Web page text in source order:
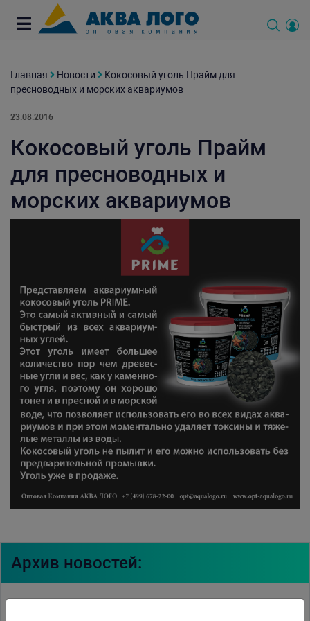
Главная Новости
Кокосовый уголь Прайм для
пресноводных и морских аквариумов
23.08.2016
Кокосовый уголь Прайм
для пресноводных и
морских аквариумов
Архив новостей: